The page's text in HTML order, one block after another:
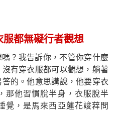
都無礙行者觀想
？我告訴你，不管你穿什麼
有穿衣服都可以觀想，躺著
的。他意思講說，他要穿衣
那他習慣脫半身，衣服脫半
覺，是馬來西亞蓮花竣䔗問